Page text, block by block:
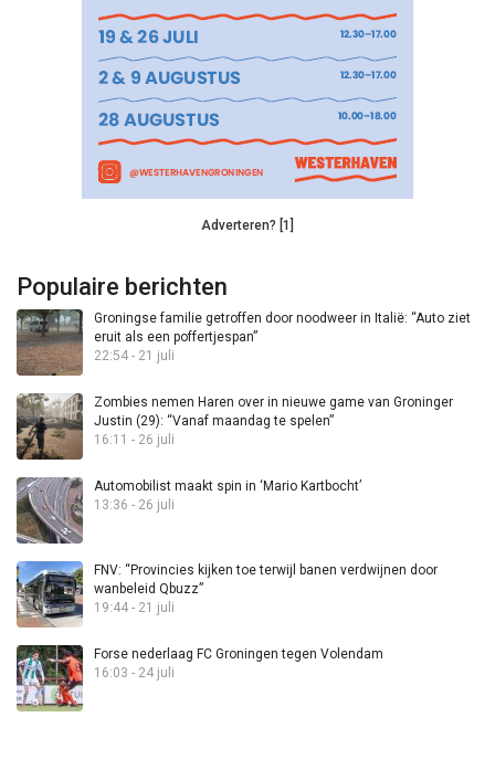
Adverteren? [1]
Populaire berichten
Groningse familie getroffen door noodweer in Italië: “Auto ziet
eruit als een poffertjespan”
22:54 - 21 juli
Zombies nemen Haren over in nieuwe game van Groninger
Justin (29): “Vanaf maandag te spelen”
16:11 - 26 juli
Automobilist maakt spin in ‘Mario Kartbocht’
13:36 - 26 juli
FNV: “Provincies kijken toe terwijl banen verdwijnen door
wanbeleid Qbuzz”
19:44 - 21 juli
Forse nederlaag FC Groningen tegen Volendam
16:03 - 24 juli